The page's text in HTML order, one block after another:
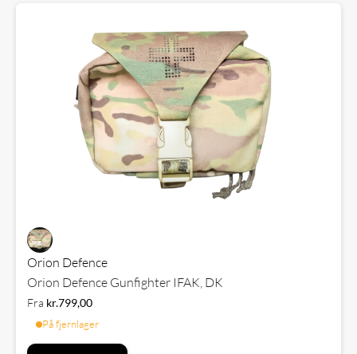
Orion Defence
Orion Defence Gunfighter IFAK, DK
Fra kr.799,00
På fjernlager